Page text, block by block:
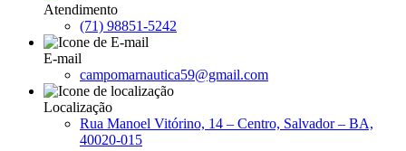
Atendimento
(71) 98851-5242
E-mail
campomarnautica59@gmail.com
Localização
Rua Manoel Vitórino, 14 – Centro, Salvador – BA,
40020-015